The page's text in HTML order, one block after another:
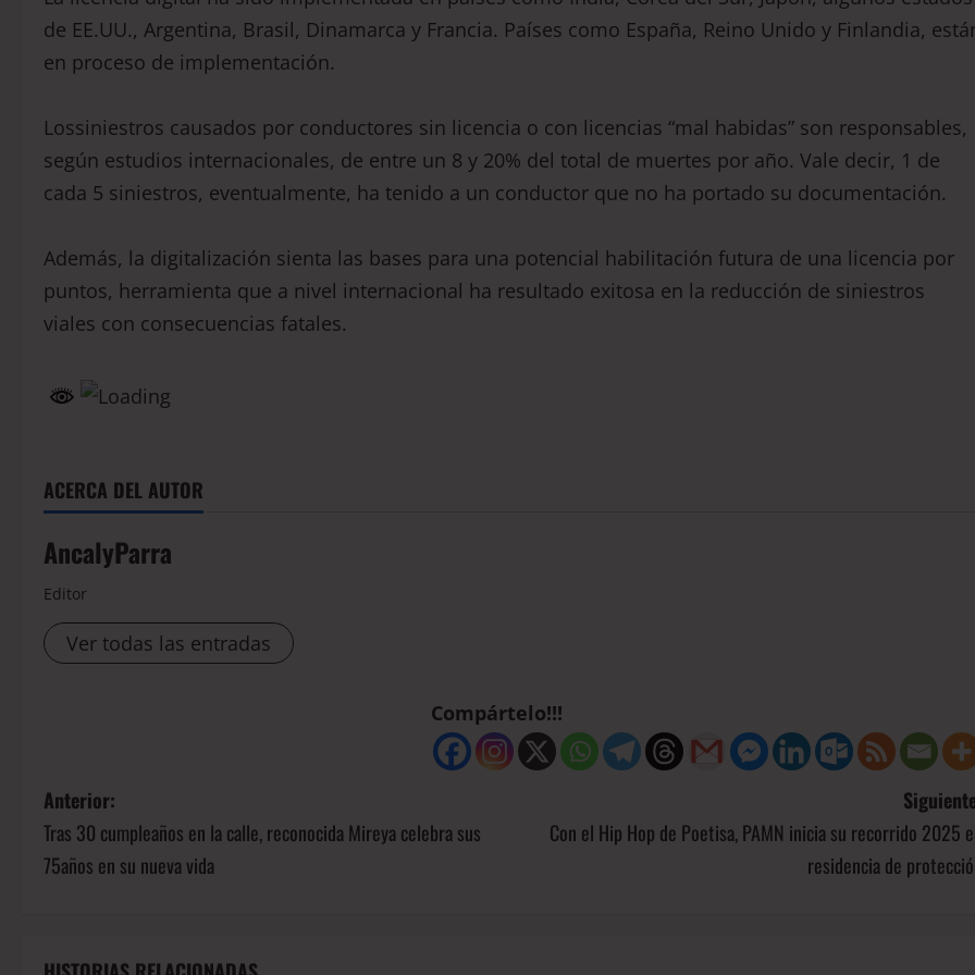
de EE.UU., Argentina, Brasil, Dinamarca y Francia. Países como España, Reino Unido y Finlandia,
en proceso de implementación.
Lossiniestros causados por conductores sin licencia o con licencias “mal habidas” son responsables,
según estudios internacionales, de entre un 8 y 20% del total de muertes por año. Vale decir, 1 de
cada 5 siniestros, eventualmente, ha tenido a un conductor que no ha portado su documentación.
Además, la digitalización sienta las bases para una potencial habilitación futura de una licencia por
puntos, herramienta que a nivel internacional ha resultado exitosa en la reducción de siniestros
viales con consecuencias fatales.
ACERCA DEL AUTOR
AncalyParra
Editor
Ver todas las entradas
Compártelo!!!
Anterior:
Tras 30 cumpleaños en la calle, reconocida Mireya celebra sus
75años en su nueva vida
Con el Hip Hop de Poetisa, PAMN inicia su recorrido 2025
residencia de